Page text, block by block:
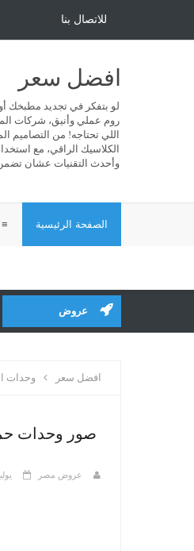
للاتصال بنا
افضل سعر
لو بتفكر في تجديد مطبخك
روم عملي وأنيق، شركات
اللي تحتاجه! من التصاميم
الكلاسيك الراقي، مع
وأحدث التقنيات عشان
الصفحة الرئيسية
عروض
افضل سعر وحدات
صور وحدات
عروض مصر يوليو 26,